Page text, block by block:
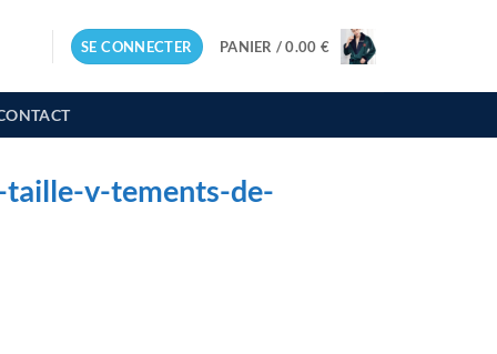
SE CONNECTER PANIER /0.00 €
v-tements-de-